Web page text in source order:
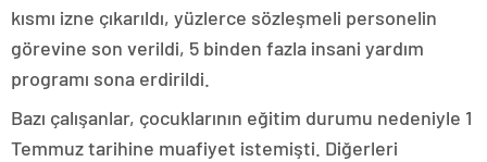
kısmı izne çıkarıldı, yüzlerce sözleşmeli personelin
görevine son verildi, 5 binden fazla insani yardım
programı sona erdirildi.
Bazı çalışanlar, çocuklarının eğitim durumu nedeniyle 1
Temmuz tarihine muafiyet istemişti. Diğerleri